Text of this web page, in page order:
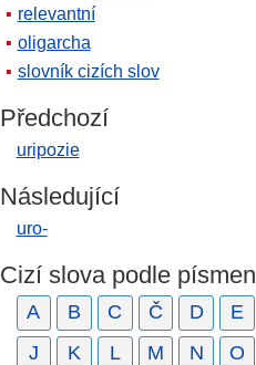
relevantní
oligarcha
slovník cizích slov
Předchozí
uripozie
Následující
uro-
Cizí slova podle písmen
A B C Č D E
J
K L M N O